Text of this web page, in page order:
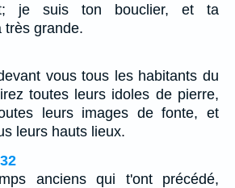
je suis ton bouclier, et ta
très grande.
vous tous les habitants du
toutes leurs idoles de pierre,
leurs images de fonte, et
leurs hauts lieux.
anciens qui t'ont précédé,